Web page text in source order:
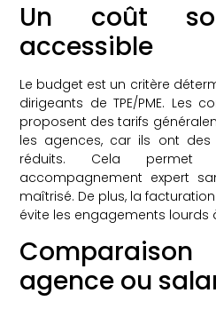
Un coût
accessible
Le budget est un critère
dirigeants de TPE/PME. Les
proposent des tarifs
les agences, car ils ont
réduits. Cela permet
accompagnement expert
maîtrisé. De plus, la
évite les engagements lourds
agence ou